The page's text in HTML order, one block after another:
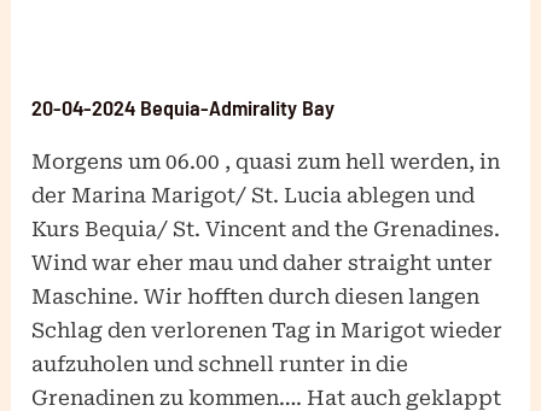
20-04-2024 Bequia-Admirality Bay
Morgens um 06.00 , quasi zum hell werden, in
der Marina Marigot/ St. Lucia ablegen und
Kurs Bequia/ St. Vincent and the Grenadines.
Wind war eher mau und daher straight unter
Maschine. Wir hofften durch diesen langen
Schlag den verlorenen Tag in Marigot wieder
aufzuholen und schnell runter in die
Grenadinen zu kommen…. Hat auch geklappt